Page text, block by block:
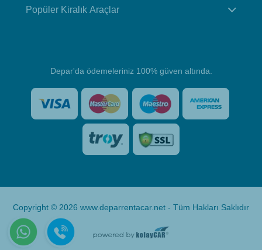
Popüler Kiralık Araçlar
Depar'da ödemeleriniz 100% güven altında.
Copyright © 2026 www.deparrentacar.net - Tüm Hakları Saklıdır